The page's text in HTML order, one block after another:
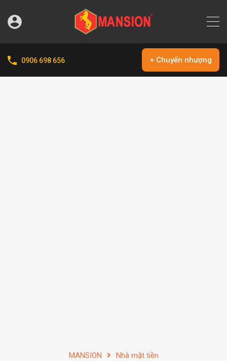
0906 698 656 + Chuyển nhượng
MANSION Nhà mặt tiền